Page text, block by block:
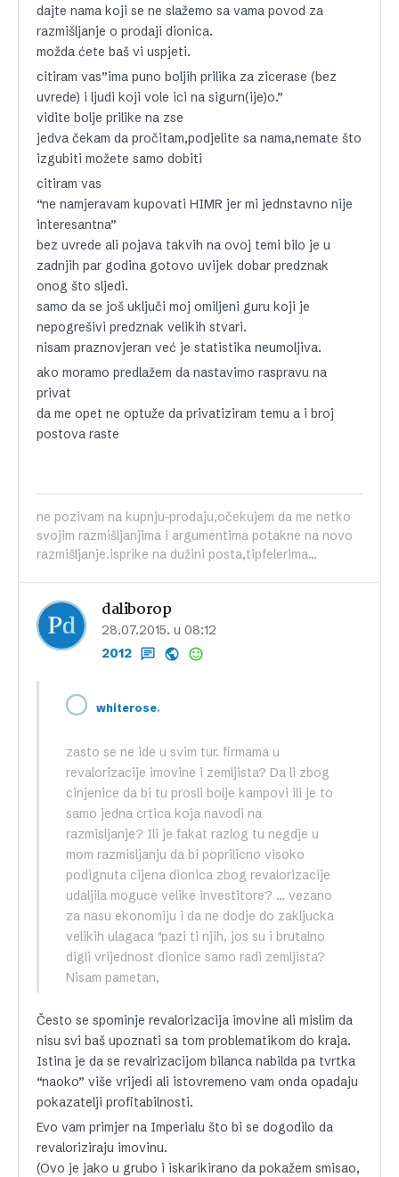
dajte nama koji se ne slažemo sa vama povod za
razmišljanje o prodaji dionica.
možda ćete baš vi uspjeti.
citiram vas”ima puno boljih prilika za zicerase (bez
uvrede) i ljudi koji vole ici na sigurn(ije)o.”
vidite bolje prilike na zse
jedva čekam da pročitam,podjelite sa nama,nemate što
izgubiti možete samo dobiti
citiram vas
“ne namjeravam kupovati HIMR jer mi jednstavno nije
interesantna”
bez uvrede ali pojava takvih na ovoj temi bilo je u
zadnjih par godina gotovo uvijek dobar predznak
onog što sljedi.
samo da se još uključi moj omiljeni guru koji je
nepogrešivi predznak velikih stvari.
nisam praznovjeran već je statistika neumoljiva.
ako moramo predlažem da nastavimo raspravu na
privat
da me opet ne optuže da privatiziram temu a i broj
postova raste
ne pozivam na kupnju-prodaju,očekujem da me netko
svojim razmišljanjima i argumentima potakne na novo
razmišljanje.isprike na dužini posta,tipfelerima...
daliborop
28.07.2015. u 08:12
2012
whiterose,
zasto se ne ide u svim tur. firmama u
revalorizacije imovine i zemljista? Da li zbog
cinjenice da bi tu prosli bolje kampovi ili je to
samo jedna crtica koja navodi na
razmisljanje? Ili je fakat razlog tu negdje u
mom razmisljanju da bi poprilicno visoko
podignuta cijena dionica zbog revalorizacije
udaljila moguce velike investitore? … vezano
za nasu ekonomiju i da ne dodje do zakljucka
velikih ulagaca "pazi ti njih, jos su i brutalno
digli vrijednost dionice samo radi zemljista?
Nisam pametan,
Često se spominje revalorizacija imovine ali mislim da
nisu svi baš upoznati sa tom problematikom do kraja.
Istina je da se revalrizacijom bilanca nabilda pa tvrtka
“naoko” više vrijedi ali istovremeno vam onda opadaju
pokazatelji profitabilnosti.
Evo vam primjer na Imperialu što bi se dogodilo da
revaloriziraju imovinu.
(Ovo je jako u grubo i iskarikirano da pokažem smisao,